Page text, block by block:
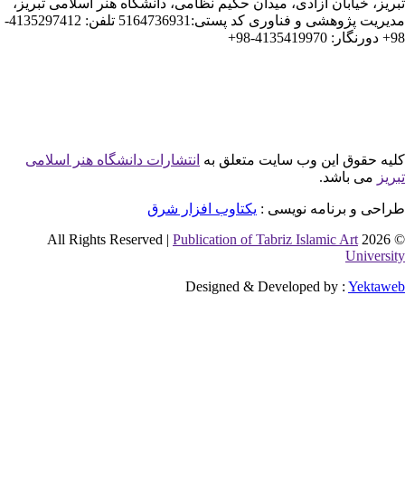
آزادی، میدان حکیم نظامی، دانشگاه هنر اسلامی تبریز،
مدیریت پژوهشی و فناوری کد پستی:5164736931 تلفن: 4135297412-
این وب سایت متعلق بهانتشارات دانشگاه هنر اسلامی
نویسی :یکتاوب افزار شرق
Publication of Tabriz Islamic
Designed & Developed